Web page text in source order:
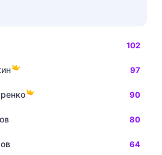
102
97
90
80
64